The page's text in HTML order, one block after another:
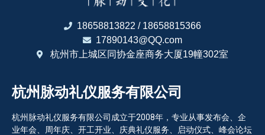
18658813822 / 18658815366
17890143@QQ.com
杭州市上城区同协金座商务大厦19幢302室
杭州脉动礼仪服务有限公司
杭州脉动礼仪服务有限公司成立于2008年，专业从事发布会、企
业年会、周年庆、开工开业、庆典礼仪服务、启动仪式、峰会论坛